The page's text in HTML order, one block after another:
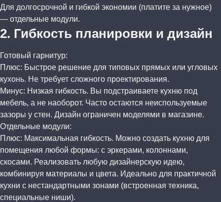
Для долгосрочной и гибкой экономии (платите за нужное)
— отдельные модули.
2. Гибкость планировки и дизайн
Готовый гарнитур:
Плюс: Быстрое решение для типовых прямых или угловых
кухонь. Не требует сложного проектирования.
Минус: Низкая гибкость. Вы подстраиваете кухню под
мебель, а не наоборот. Часто остаются неиспользуемые
зазоры у стен. Дизайн ограничен моделями в магазине.
Отдельные модули:
Плюс: Максимальная гибкость. Можно создать кухню для
помещения любой формы: с эркерами, колоннами,
скосами. Реализовать любую дизайнерскую идею,
комбинируя материалы и цвета. Идеально для практичной
кухни с нестандартными зонами (встроенная техника,
специальные ниши).